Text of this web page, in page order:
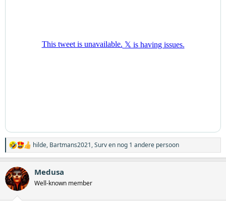
W
a
r
d
e
hilde, Bartmans2021,Surven nog 1 andere persoon
Medusa
Well-known member